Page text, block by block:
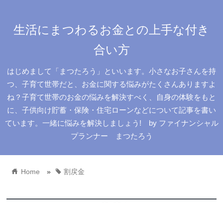
生活にまつわるお金との上手な付き
合い方
はじめまして「まつたろう」といいます。小さなお子さんを持
つ、子育て世帯だと、お金に関する悩みがたくさんありますよ
ね？子育て世帯のお金の悩みを解決すべく、自身の体験をもと
に、子供向け貯蓄・保険・住宅ローンなどについて記事を書い
ています。一緒に悩みを解決しましょう! by ファイナンシャル
プランナー まつたろう
home Home » tag割戻金